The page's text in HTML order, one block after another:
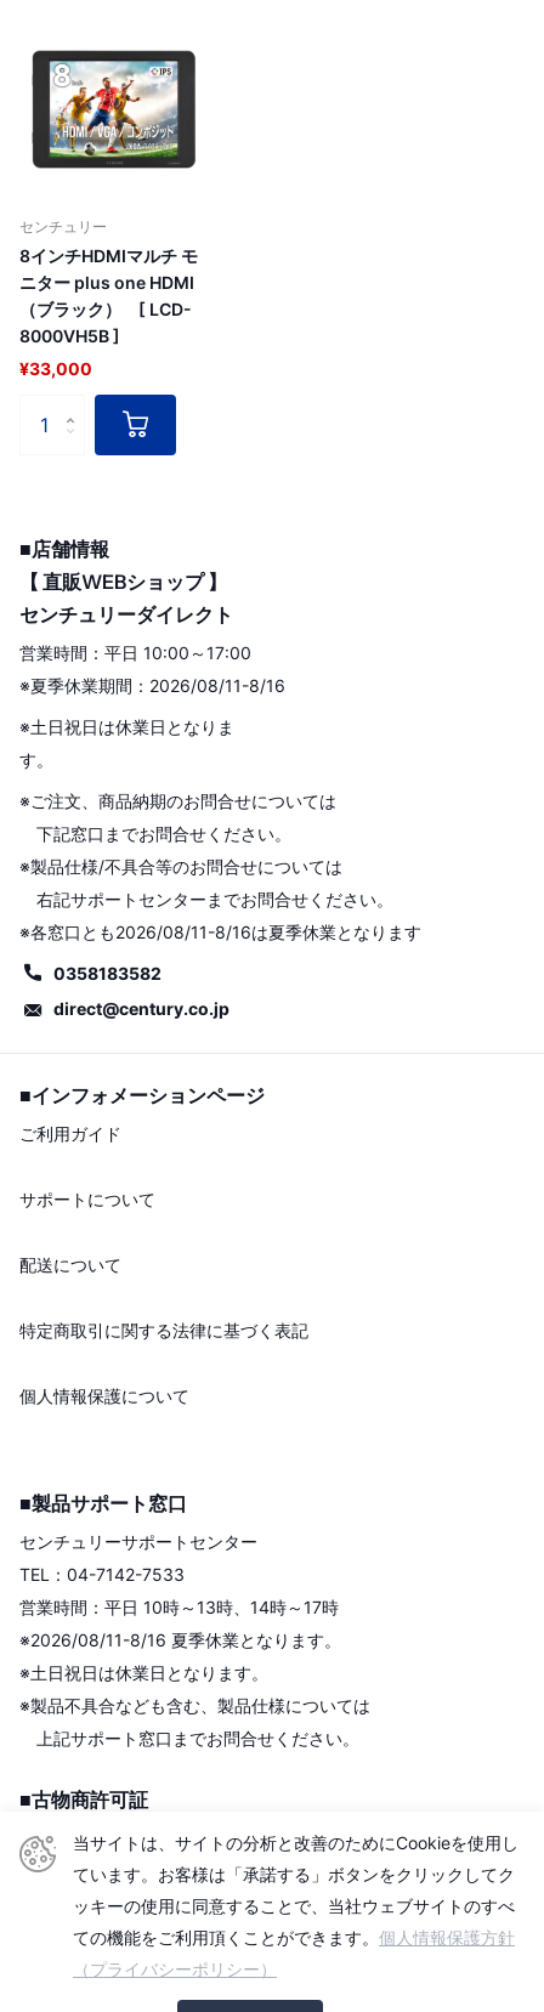
センチュリー
8インチHDMIマルチ モ
ニター plus one HDMI
（ブラック） [ LCD-
8000VH5B ]
¥33,000
■店舗情報
【 直販WEBショップ 】
センチュリーダイレクト
営業時間：平日 10:00～17:00
※夏季休業期間：2026/08/11-8/16
※土日祝日は休業日となりま
す。
※ご注文、商品納期のお問合せについては
下記窓口までお問合せください。
※製品仕様/不具合等のお問合せについては
右記サポートセンターまでお問合せください。
※各窓口とも2026/08/11-8/16は夏季休業となります
0358183582
direct@century.co.jp
■インフォメーションページ
ご利用ガイド
サポートについて
配送について
特定商取引に関する法律に基づく表記
個人情報保護について
■製品サポート窓口
センチュリーサポートセンター
TEL：04-7142-7533
営業時間：平日 10時～13時、14時～17時
※2026/08/11-8/16 夏季休業となります。
※土日祝日は休業日となります。
※製品不具合なども含む、製品仕様については
上記サポート窓口までお問合せください。
■古物商許可証
株式会社センチュリー
＜古物商許可証＞
東京都公安委員会
第306609903513号
■適格請求書発行事業者
当サイトは、サイトの分析と改善のためにCookieを使用し
ています。お客様は「承諾する」ボタンをクリックしてク
ッキーの使用に同意することで、当社ウェブサイトのすべ
ての機能をご利用頂くことができます。 個人情報保護方針
（プライバシーポリシー）